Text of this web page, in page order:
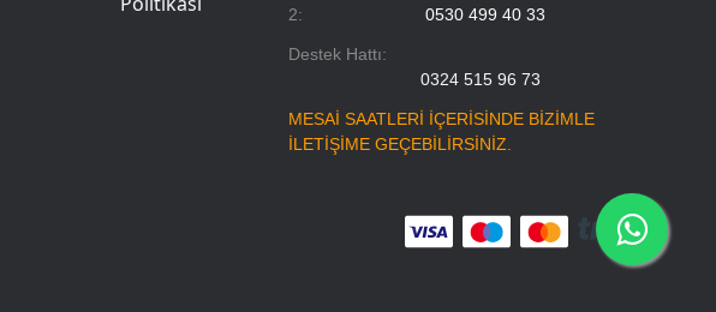
2:
0530 499 40 33
Destek Hattı:
0324 515 96 73
MESAİ SAATLERİ İÇERİSİNDE BİZİMLE
İLETİŞİME GEÇEBİLİRSİNİZ.